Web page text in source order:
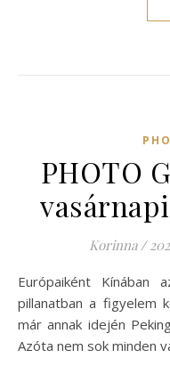
PHOTO
Korinna /
Európaiként Kínában az utcára kilépve minden egyes
pillanatban a figyelem
már annak idején
Azóta nem sok minden